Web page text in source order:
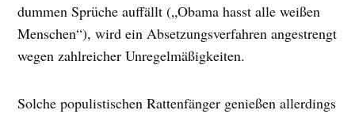
dummen Sprüche auffällt („Obama hasst alle weißen
Menschen“), wird ein Absetzungsverfahren angestrengt
wegen zahlreicher Unregelmäßigkeiten.
Solche populistischen Rattenfänger genießen allerdings